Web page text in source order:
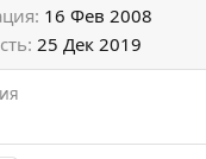
16 Фев 2008
25 Дек 2019